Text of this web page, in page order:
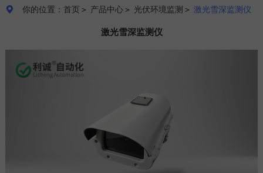
 你的位置：首页 ＞ 产品中心＞ 光伏环境监测 ＞ 激光雪深监测仪
激光雪深监测仪